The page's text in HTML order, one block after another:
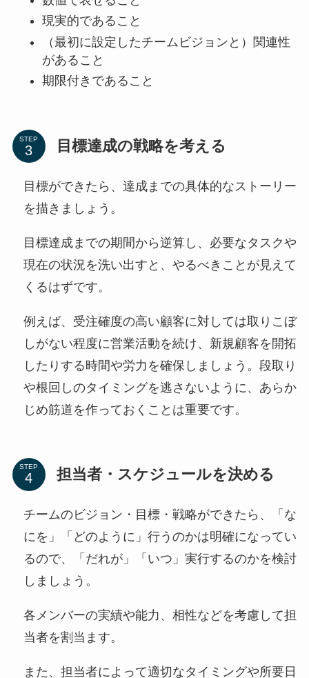
現実的であること
（最初に設定したチームビジョンと）関連性
があること
期限付きであること
STEP 目標達成の戦略を考える
目標ができたら、達成までの具体的なストーリー
を描きましょう。
目標達成までの期間から逆算し、必要なタスクや
現在の状況を洗い出すと、やるべきことが見えて
くるはずです。
例えば、受注確度の高い顧客に対しては取りこぼ
しがない程度に営業活動を続け、新規顧客を開拓
したりする時間や労力を確保しましょう。段取り
や根回しのタイミングを逃さないように、あらか
じめ筋道を作っておくことは重要です。
STEP 担当者・スケジュールを決める
チームのビジョン・目標・戦略ができたら、「な
にを」「どのように」行うのかは明確になってい
るので、「だれが」「いつ」実行するのかを検討
しましょう。
各メンバーの実績や能力、相性などを考慮して担
当者を割当ます。
また、担当者によって適切なタイミングや所要日